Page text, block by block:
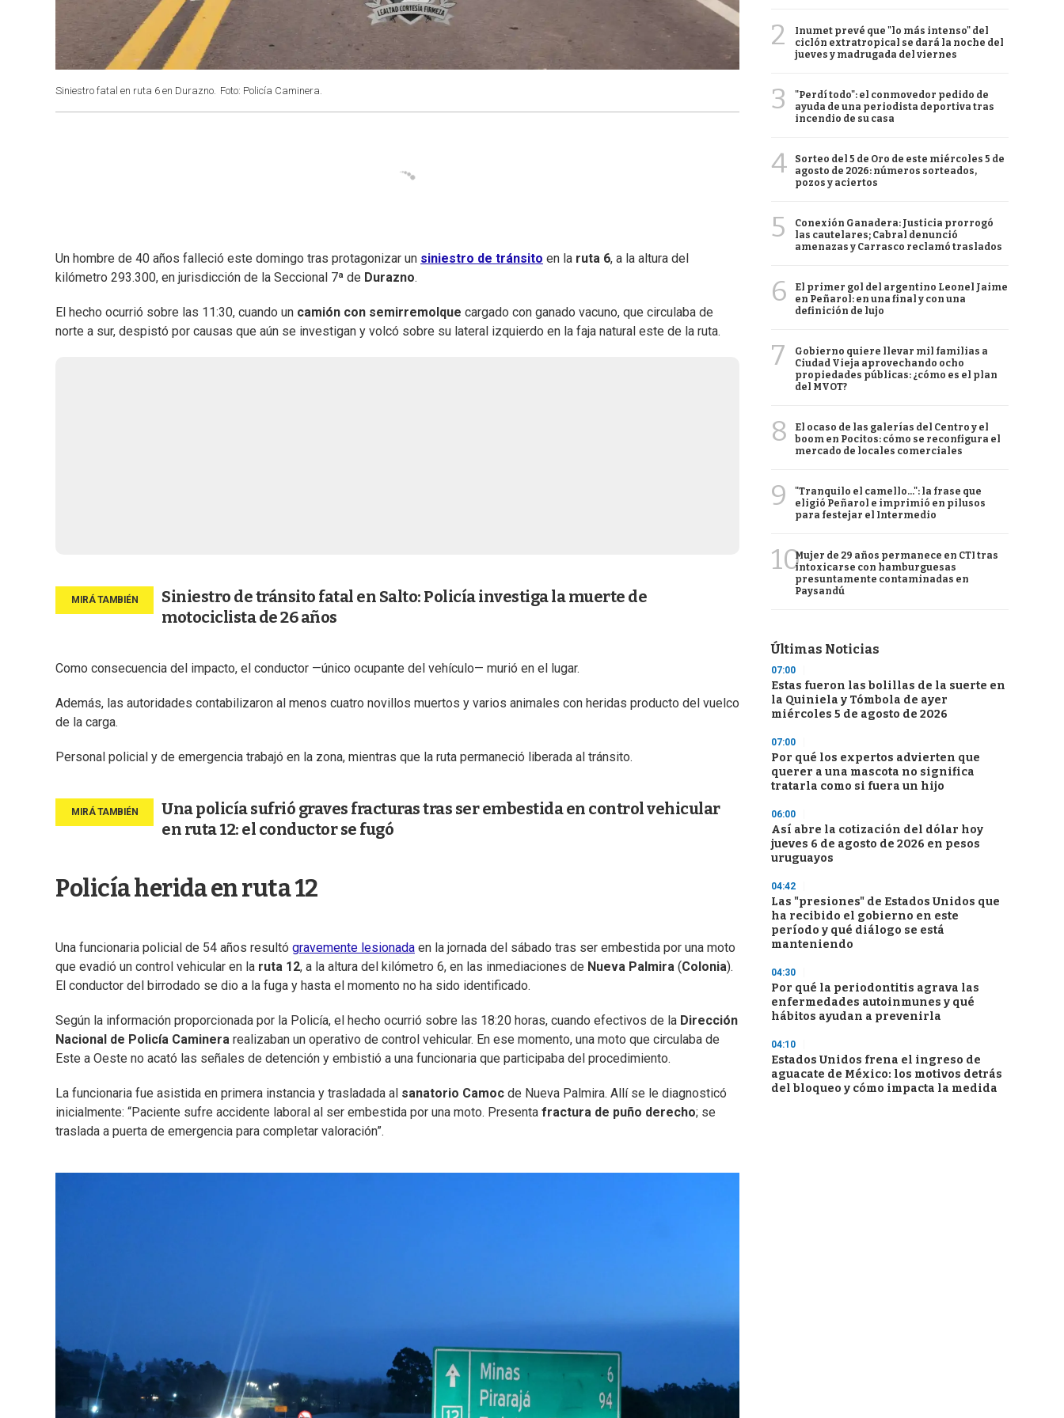
Siniestro fatal en ruta 6 en Durazno. Foto: Policía Caminera.
Un hombre de 40 años falleció este domingo tras protagonizar un siniestro de tránsito en la ruta 6, a la altura del
kilómetro 293.300, en jurisdicción de la Seccional 7ª de Durazno.
El hecho ocurrió sobre las 11:30, cuando un camión con semirremolque cargado con ganado vacuno, que circulaba de
norte a sur, despistó por causas que aún se investigan y volcó sobre su lateral izquierdo en la faja natural este de la ruta.
Siniestro de tránsito fatal en Salto: Policía investiga la muerte de
motociclista de 26 años
Como consecuencia del impacto, el conductor —único ocupante del vehículo— murió en el lugar.
Además, las autoridades contabilizaron al menos cuatro novillos muertos y varios animales con heridas producto del vuelco
de la carga.
Personal policial y de emergencia trabajó en la zona, mientras que la ruta permaneció liberada al tránsito.
Una policía sufrió graves fracturas tras ser embestida en control vehicular
en ruta 12: el conductor se fugó
Policía herida en ruta 12
Una funcionaria policial de 54 años resultó gravemente lesionada en la jornada del sábado tras ser embestida por una moto
que evadió un control vehicular en la ruta 12, a la altura del kilómetro 6, en las inmediaciones de Nueva Palmira (Colonia).
El conductor del birrodado se dio a la fuga y hasta el momento no ha sido identificado.
Según la información proporcionada por la Policía, el hecho ocurrió sobre las 18:20 horas, cuando efectivos de la Dirección
Nacional de Policía Caminera realizaban un operativo de control vehicular. En ese momento, una moto que circulaba de
Este a Oeste no acató las señales de detención y embistió a una funcionaria que participaba del procedimiento.
La funcionaria fue asistida en primera instancia y trasladada al sanatorio Camoc de Nueva Palmira. Allí se le diagnosticó
inicialmente: “Paciente sufre accidente laboral al ser embestida por una moto. Presenta fractura de puño derecho; se
traslada a puerta de emergencia para completar valoración”.
2
Inumet prevé que "lo más intenso" del
ciclón extratropical se dará la noche del
jueves y madrugada del viernes
3
"Perdí todo": el conmovedor pedido de
ayuda de una periodista deportiva tras
incendio de su casa
4
Sorteo del 5 de Oro de este miércoles 5 de
agosto de 2026: números sorteados,
pozos y aciertos
5
Conexión Ganadera: Justicia prorrogó
las cautelares; Cabral denunció
amenazas y Carrasco reclamó traslados
6
El primer gol del argentino Leonel Jaime
en Peñarol: en una final y con una
definición de lujo
7
Gobierno quiere llevar mil familias a
Ciudad Vieja aprovechando ocho
propiedades públicas: ¿cómo es el plan
del MVOT?
8
El ocaso de las galerías del Centro y el
boom en Pocitos: cómo se reconfigura el
mercado de locales comerciales
9
"Tranquilo el camello...": la frase que
eligió Peñarol e imprimió en pilusos
para festejar el Intermedio
10Mujer de 29 años permanece en CTI tras
intoxicarse con hamburguesas
presuntamente contaminadas en
Paysandú
Últimas Noticias
07:00
Estas fueron las bolillas de la suerte en
la Quiniela y Tómbola de ayer
miércoles 5 de agosto de 2026
07:00
Por qué los expertos advierten que
querer a una mascota no significa
tratarla como si fuera un hijo
06:00
Así abre la cotización del dólar hoy
jueves 6 de agosto de 2026 en pesos
uruguayos
04:42
Las "presiones" de Estados Unidos que
ha recibido el gobierno en este
período y qué diálogo se está
manteniendo
04:30
Por qué la periodontitis agrava las
enfermedades autoinmunes y qué
hábitos ayudan a prevenirla
04:10
Estados Unidos frena el ingreso de
aguacate de México: los motivos detrás
del bloqueo y cómo impacta la medida